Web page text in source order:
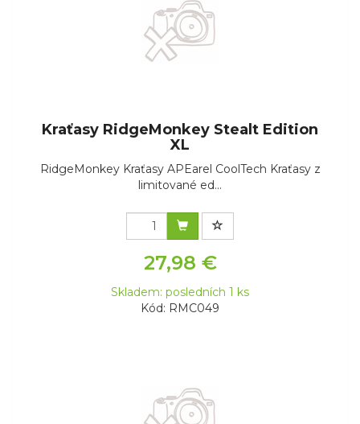
Kraťasy RidgeMonkey Stealt Edition
XL
RidgeMonkey Kraťasy APEarel CoolTech Kraťasy z
limitované ed...
27,98 €
Skladem: posledních 1 ks
Kód: RMC049